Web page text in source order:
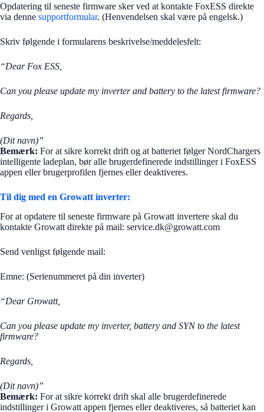
Opdatering til seneste firmware sker ved at kontakte FoxESS direkte
via denne supportformular. (Henvendelsen skal være på engelsk.)
Skriv følgende i formularens beskrivelse/meddelesfelt:
“Dear Fox ESS,
Can you please update my inverter and battery to the latest firmware?
Regards,
(Dit navn)”
Bemærk: For at sikre korrekt drift og at batteriet følger NordChargers
intelligente ladeplan, bør alle brugerdefinerede indstillinger i FoxESS
appen eller brugerprofilen fjernes eller deaktiveres.
Til dig med en Growatt inverter:
For at opdatere til seneste firmware på Growatt invertere skal du
kontakte Growatt direkte på mail: service.dk@growatt.com
Send venligst følgende mail:
Emne: (Serienummeret på din inverter)
“Dear Growatt,
Can you please update my inverter, battery and SYN to the latest
firmware?
Regards,
(Dit navn)”
Bemærk: For at sikre korrekt drift skal alle brugerdefinerede
indstillinger i Growatt appen fjernes eller deaktiveres, så batteriet kan